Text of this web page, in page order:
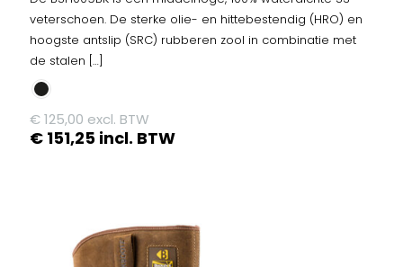
veterschoen. De sterke olie- en hittebestendig (HRO) en
hoogste antslip (SRC) rubberen zool in combinatie met
de stalen […]
€125,00 excl. BTW
€ 151,25 incl. BTW